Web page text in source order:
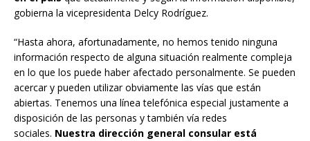
gobierna la vicepresidenta Delcy Rodríguez.
“Hasta ahora, afortunadamente, no hemos tenido ninguna
información respecto de alguna situación realmente compleja
en lo que los puede haber afectado personalmente. Se pueden
acercar y pueden utilizar obviamente las vías que están
abiertas. Tenemos una línea telefónica especial justamente a
disposición de las personas y también vía redes
sociales. Nuestra dirección general consular está